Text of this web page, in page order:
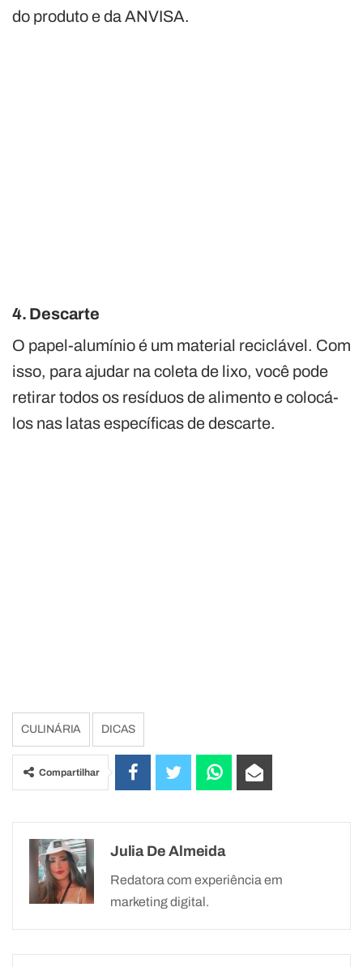
do produto e da ANVISA.
4. Descarte
O papel-alumínio é um material reciclável. Com
isso, para ajudar na coleta de lixo, você pode
retirar todos os resíduos de alimento e colocá-
los nas latas específicas de descarte.
CULINÁRIA DICAS
Compartilhar
Julia De Almeida
Redatora com experiência em
marketing digital.